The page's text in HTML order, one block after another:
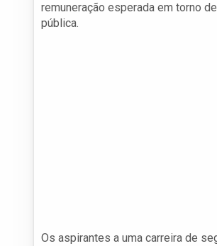
remuneração esperada em torno
pública.
Os aspirantes a uma carreira de